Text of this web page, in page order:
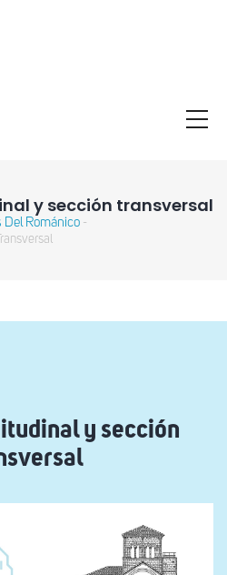
y sección transversal
Del Románico -
y sección